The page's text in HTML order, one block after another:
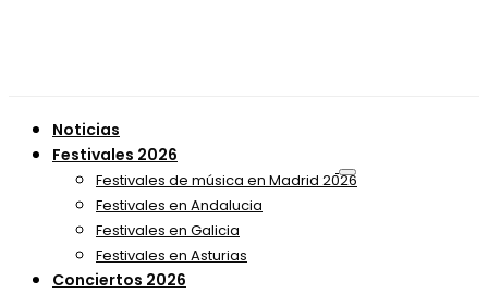
Noticias
Festivales 2026
Festivales de música en Madrid 2026
Festivales en Andalucia
Festivales en Galicia
Festivales en Asturias
Conciertos 2026